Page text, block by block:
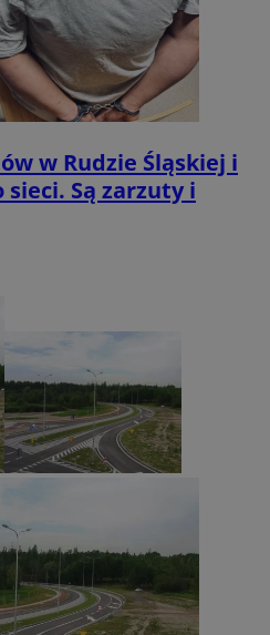
w Rudzie Śląskiej i
Są zarzuty i